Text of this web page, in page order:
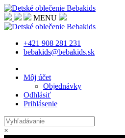
MENU
+421 908 281 231
bebakids@bebakids.sk
Môj účet
Objednávky
Odhlásiť
Prihlásenie
×